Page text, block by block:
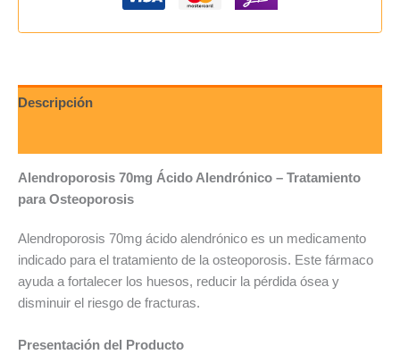
Descripción
Alendroporosis 70mg Ácido Alendrónico – Tratamiento
para Osteoporosis
Alendroporosis 70mg ácido alendrónico es un medicamento
indicado para el tratamiento de la osteoporosis. Este fármaco
ayuda a fortalecer los huesos, reducir la pérdida ósea y
disminuir el riesgo de fracturas.
Presentación del Producto